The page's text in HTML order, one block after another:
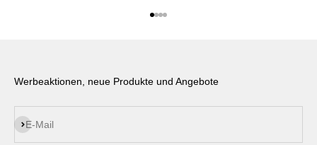
Werbeaktionen, neue Produkte und Angebote
E-Mail
Abonnieren